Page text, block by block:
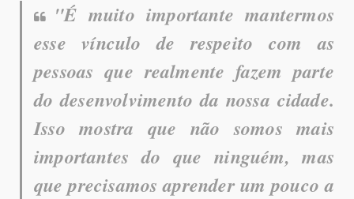
"É muito importante mantermos
esse vínculo de respeito com as
pessoas que realmente fazem parte
do desenvolvimento da nossa cidade.
Isso mostra que não somos mais
importantes do que ninguém, mas
que precisamos aprender um pouco a